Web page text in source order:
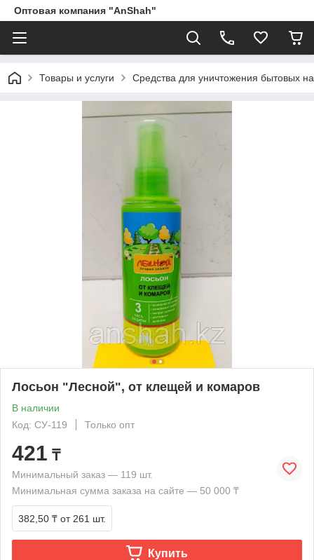
Оптовая компания "AnShah"
Товары и услуги Средства для уничтожения бытовых
Лосьон "Лесной", от клещей и комаров
В наличии
Код: СУ-119
Только опт
421 ₸
Минимальный заказ — 119 шт.
Минимальная сумма заказа на сайте — 50 000 ₸
382,50 ₸ от 261 шт.
Купить